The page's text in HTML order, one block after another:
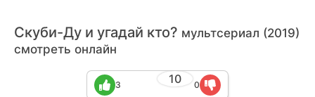
Скуби-Ду и угадай кто? мультсериал (2019)
смотреть онлайн
10
3 0